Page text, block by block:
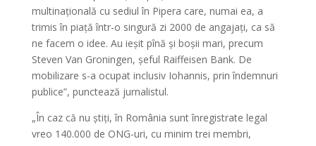
multinațională cu sediul în Pipera care, numai ea, a
trimis în piață într-o singură zi 2000 de angajați, ca să
ne facem o idee. Au ieșit pînă și boșii mari, precum
Steven Van Groningen, șeful Raiffeisen Bank. De
mobilizare s-a ocupat inclusiv Iohannis, prin îndemnuri
publice”, punctează jurnalistul.
„În caz că nu știți, în România sunt înregistrate legal
vreo 140.000 de ONG-uri, cu minim trei membri,